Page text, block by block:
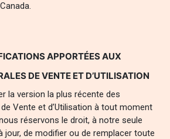
APPORTÉES AUX
DE VENTE ET D’UTILISATION
la version la plus récente des
Vente et d’Utilisation à tout moment
réservons le droit, à notre seule
jour, de modifier ou de remplacer toute